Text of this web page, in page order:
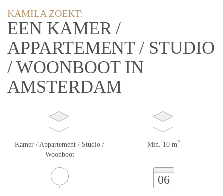
KAMILA ZOEKT:
EEN KAMER /
APPARTEMENT / STUDIO
/ WOONBOOT IN
AMSTERDAM
Kamer / Appartement / Studio /
Woonboot
Min. 10 m2
06